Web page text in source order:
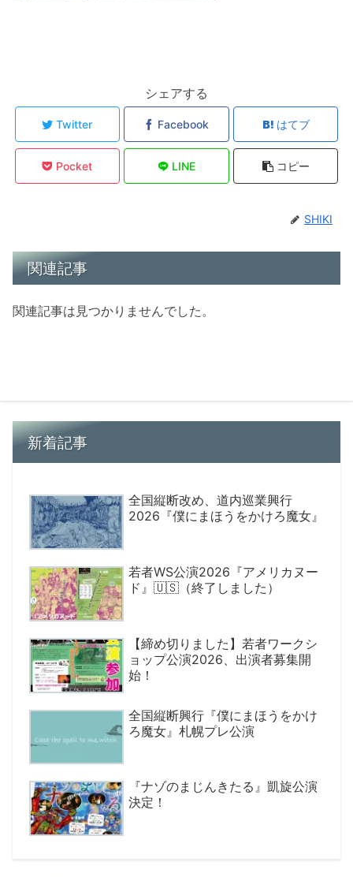
シェアする
Twitter Facebook はてブ
Pocket LINE コピー
SHIKI
関連記事
関連記事は見つかりませんでした。
新着記事
全国縦断改め、道内巡業興行
2026『僕にまほうをかけろ魔女』
若者WS公演2026『アメリカヌー
ド』🇺🇸（終了しました）
【締め切りました】若者ワークシ
ョップ公演2026、出演者募集開
始！
全国縦断興行『僕にまほうをかけ
ろ魔女』札幌プレ公演
『ナゾのまじんきたる』凱旋公演
決定！